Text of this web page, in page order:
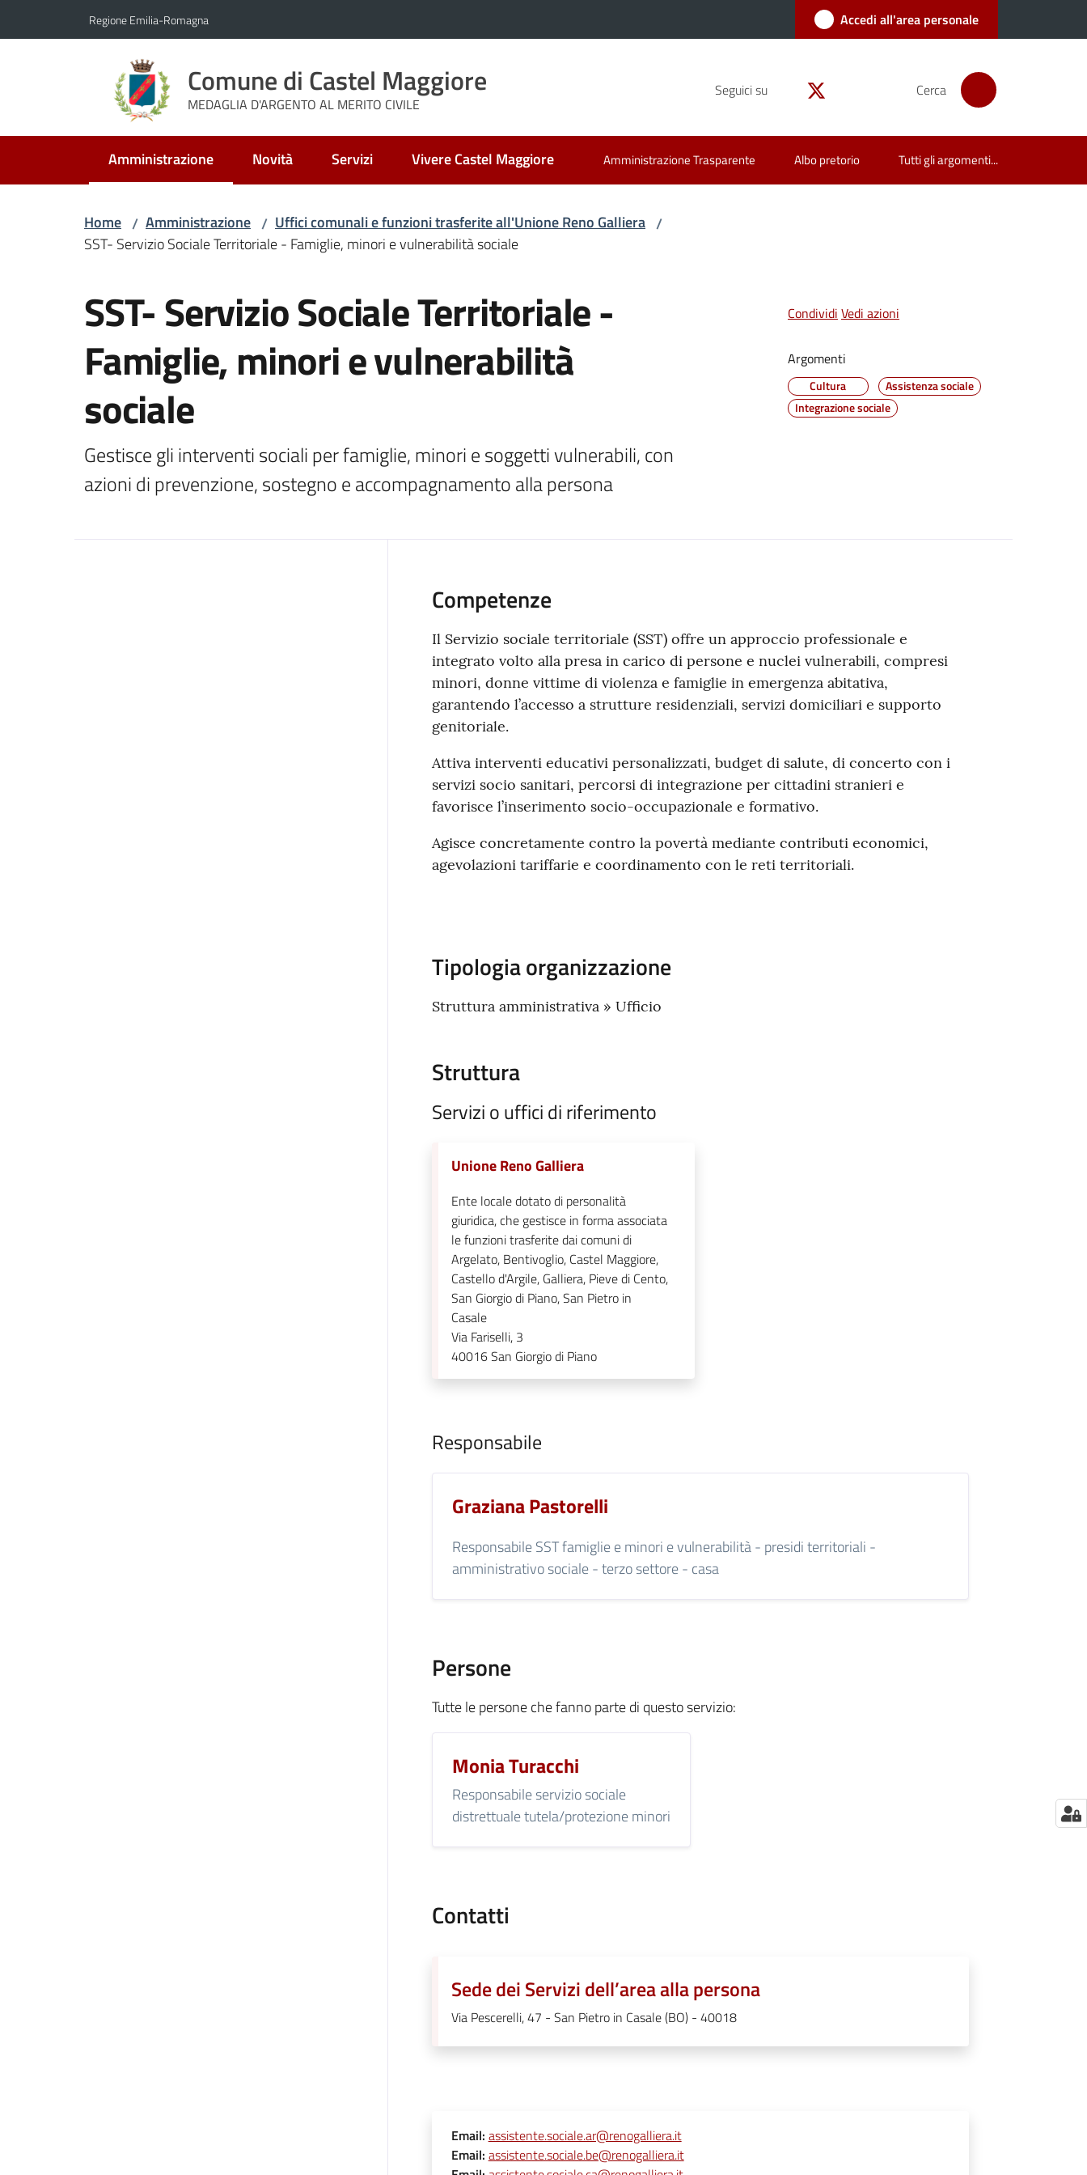
Regione Emilia-Romagna Accedi all'area personale
Comune di Castel Maggiore
MEDAGLIA D'ARGENTO AL MERITO CIVILE
Seguici su Cerca
Amministrazione
Menu selezionato Novità Servizi Vivere Castel Maggiore Amministrazione Trasparente Albo pretorio Tutti gli argomenti...
Home / Amministrazione / Uffici comunali e funzioni trasferite all'Unione Reno Galliera /
SST- Servizio Sociale Territoriale - Famiglie, minori e vulnerabilità sociale
SST- Servizio Sociale Territoriale -
Famiglie, minori e vulnerabilità
sociale
Gestisce gli interventi sociali per famiglie, minori e soggetti vulnerabili, con
azioni di prevenzione, sostegno e accompagnamento alla persona
Condividi Vedi azioni
Argomenti
Cultura
Assistenza sociale
Integrazione sociale
Competenze
Il Servizio sociale territoriale (SST) offre un approccio professionale e
integrato volto alla presa in carico di persone e nuclei vulnerabili, compresi
minori, donne vittime di violenza e famiglie in emergenza abitativa,
garantendo l’accesso a strutture residenziali, servizi domiciliari e supporto
genitoriale.
Attiva interventi educativi personalizzati, budget di salute, di concerto con i
servizi socio sanitari, percorsi di integrazione per cittadini stranieri e
favorisce l’inserimento socio-occupazionale e formativo.
Agisce concretamente contro la povertà mediante contributi economici,
agevolazioni tariffarie e coordinamento con le reti territoriali.
Tipologia organizzazione
Struttura amministrativa » Ufficio
Struttura
Servizi o uffici di riferimento
Unione Reno Galliera
Ente locale dotato di personalità
giuridica, che gestisce in forma associata
le funzioni trasferite dai comuni di
Argelato, Bentivoglio, Castel Maggiore,
Castello d'Argile, Galliera, Pieve di Cento,
San Giorgio di Piano, San Pietro in
Casale
Via Fariselli, 3
40016San Giorgio di Piano
Responsabile
Graziana Pastorelli
Responsabile SST famiglie e minori e vulnerabilità - presidi territoriali -
amministrativo sociale - terzo settore - casa
Persone
Tutte le persone che fanno parte di questo servizio:
Monia Turacchi
Responsabile servizio sociale
distrettuale tutela/protezione minori
Contatti
Sede dei Servizi dell’area alla persona
Via Pescerelli, 47 - San Pietro in Casale (BO) - 40018
Email: assistente.sociale.ar@renogalliera.it
Email: assistente.sociale.be@renogalliera.it